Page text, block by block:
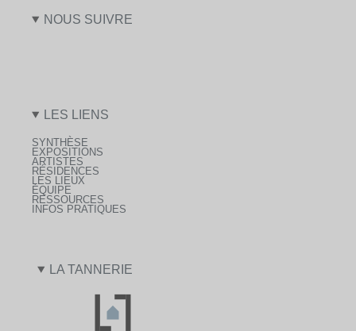
NOUS SUIVRE
LES LIENS
SYNTHÈSE
EXPOSITIONS
ARTISTES
RÉSIDENCES
LES LIEUX
ÉQUIPE
RESSOURCES
INFOS PRATIQUES
LA TANNERIE